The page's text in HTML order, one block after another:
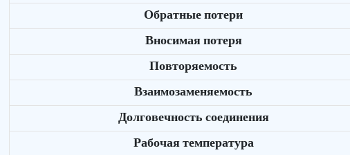
Обратные потери
Вносимая потеря
Повторяемость
Взаимозаменяемость
Долговечность соединения
Рабочая температура